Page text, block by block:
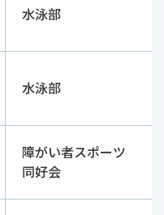
水泳部
水泳部
障がい者スポーツ
同好会